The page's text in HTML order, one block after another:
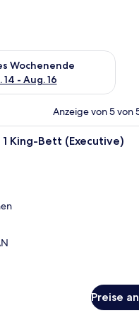
7 - Aug. 9.
Wochenende
14 - Aug. 16
für nächstes
Anzeige von 5 von
Tisch und einem Sessel.
Business-Zimmer, 1
1 King-Bett (Executive)
Preise